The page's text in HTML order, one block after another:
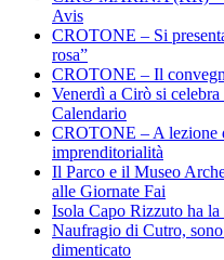
Avis
CROTONE – Si
rosa”
CROTONE – Il
Venerdì a Cirò si
Calendario
CROTONE – A lezione
imprenditorialità
Il Parco e il Museo
alle Giornate Fai
Isola Capo Rizzuto ha la
Naufragio di Cutro,
dimenticato